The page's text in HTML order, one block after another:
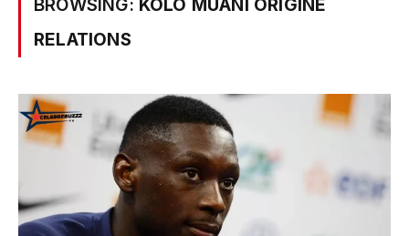
BROWSING: KOLO MUANI ORIGINE
RELATIONS